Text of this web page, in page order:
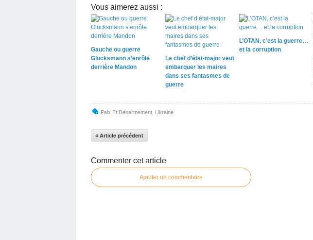
Vous aimerez aussi :
Gauche ou guerre
Glucksmann s’enrôle
derrière Mandon
Le chef d’état-major veut
embarquer les maires
dans ses fantasmes de
guerre
L’OTAN, c’est la guerre…
et la corruption
Paix Et Désarmement Ukraine
« Article précédent
Commenter cet article
Ajouter un commentaire